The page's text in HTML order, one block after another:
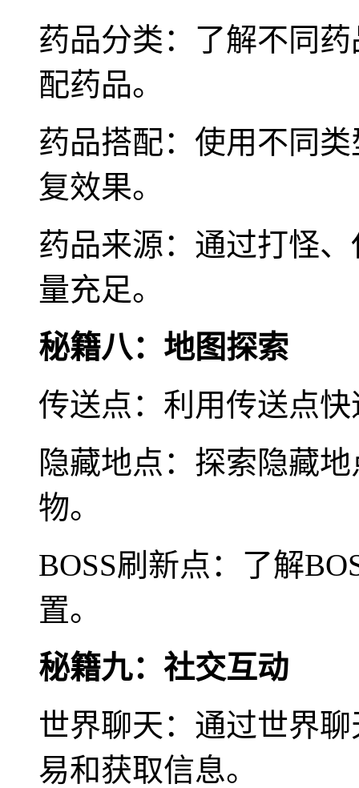
药品分类：了解不同
配药品。
药品搭配：使用不同
复效果。
药品来源：通过打怪
量充足。
秘籍八：地图探索
传送点：利用传送点
隐藏地点：探索隐藏
物。
BOSS刷新点：了解
置。
秘籍九：社交互动
世界聊天：通过世界
易和获取信息。